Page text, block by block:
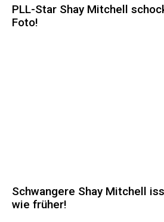
PLL-Star Shay Mitchell
Foto!
Schwangere Shay Mitchell
wie früher!